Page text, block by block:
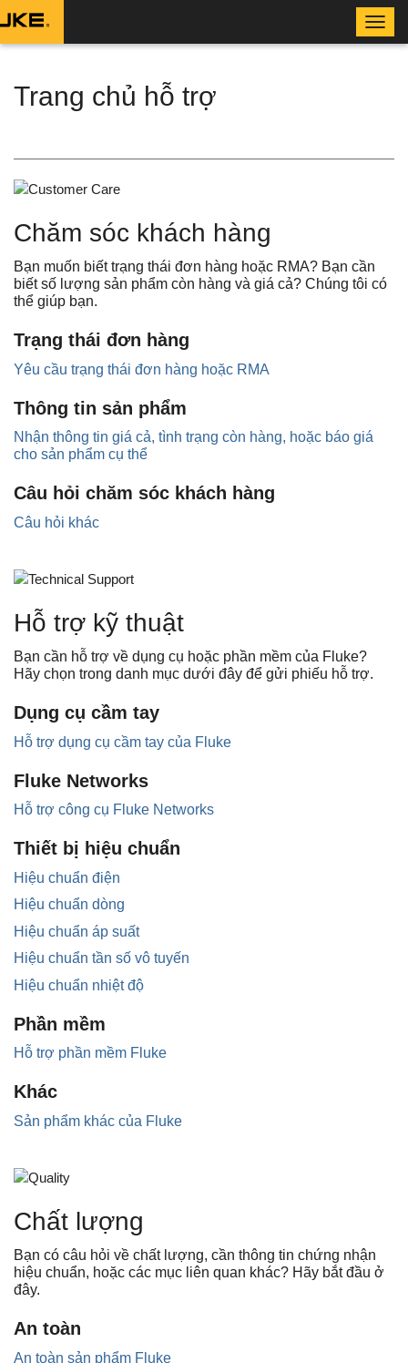
Trang chủ hỗ trợ
Chăm sóc khách hàng
Bạn muốn biết trạng thái đơn hàng hoặc RMA? Bạn cần
biết số lượng sản phẩm còn hàng và giá cả? Chúng tôi có
thể giúp bạn.
Trạng thái đơn hàng
Yêu cầu trạng thái đơn hàng hoặc RMA
Thông tin sản phẩm
Nhận thông tin giá cả, tình trạng còn hàng, hoặc báo giá
cho sản phẩm cụ thể
Câu hỏi chăm sóc khách hàng
Câu hỏi khác
Hỗ trợ kỹ thuật
Bạn cần hỗ trợ về dụng cụ hoặc phần mềm của Fluke?
Hãy chọn trong danh mục dưới đây để gửi phiếu hỗ trợ.
Dụng cụ cầm tay
Hỗ trợ dụng cụ cầm tay của Fluke
Fluke Networks
Hỗ trợ công cụ Fluke Networks
Thiết bị hiệu chuẩn
Hiệu chuẩn điện
Hiệu chuẩn dòng
Hiệu chuẩn áp suất
Hiệu chuẩn tần số vô tuyến
Hiệu chuẩn nhiệt độ
Phần mềm
Hỗ trợ phần mềm Fluke
Khác
Sản phẩm khác của Fluke
Chất lượng
Bạn có câu hỏi về chất lượng, cần thông tin chứng nhận
hiệu chuẩn, hoặc các mục liên quan khác? Hãy bắt đầu ở
đây.
An toàn
An toàn sản phẩm Fluke